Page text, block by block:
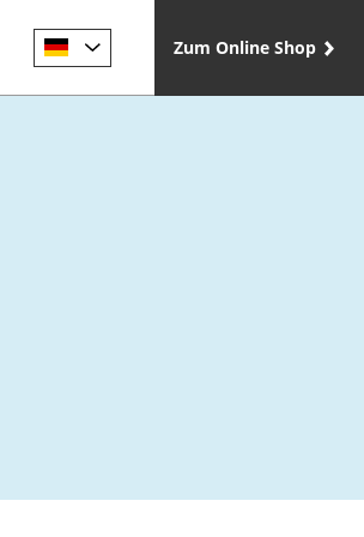
Zum Online Shop